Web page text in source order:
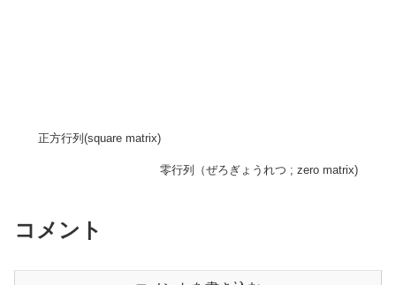
正方行列(square matrix)
零行列（ぜろぎょうれつ ; zero matrix)
コメント